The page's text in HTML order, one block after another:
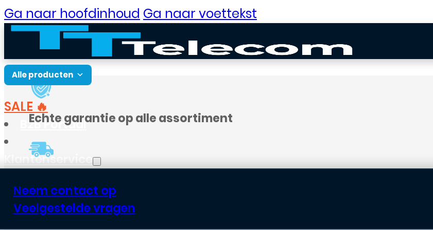
Ga naar hoofdinhoud Ga naar voettekst
Alle producten
SALE 🔥
B2B Portaal
Klantenservice
Neem contact op
Veelgestelde vragen
Echte garantie op alle assortiment